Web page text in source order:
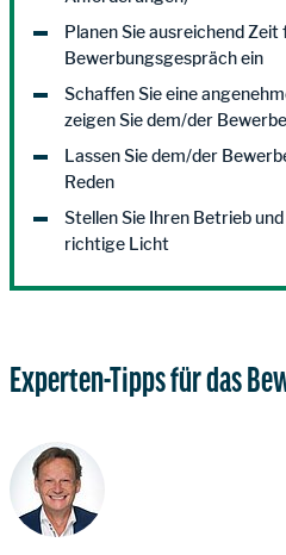
Planen Sie ausreichend Zeit
Bewerbungsgespräch ein
Schaffen Sie eine
zeigen Sie dem/der
Lassen Sie dem/der
Reden
Stellen Sie Ihren Betrieb
richtige Licht
Experten-Tipps für das